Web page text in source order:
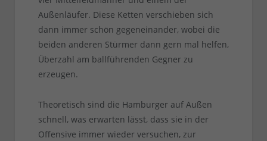
Außenläufer. Diese Ketten verschieben sich
dann immer schön gegeneinander, wobei die
beiden anderen Stürmer dann gern mal helfen,
Überzahl am ballführenden Gegner zu
erzeugen.
Theoretisch sind die Hamburger auf Außen
schnell, was erwarten lässt, dass sie in der
Offensive immer wieder versuchen, zur